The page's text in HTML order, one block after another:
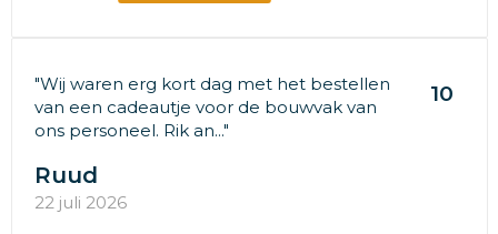
"Wij waren erg kort dag met het bestellen
van een cadeautje voor de bouwvak van
ons personeel. Rik an..."
10
Ruud
22 juli 2026